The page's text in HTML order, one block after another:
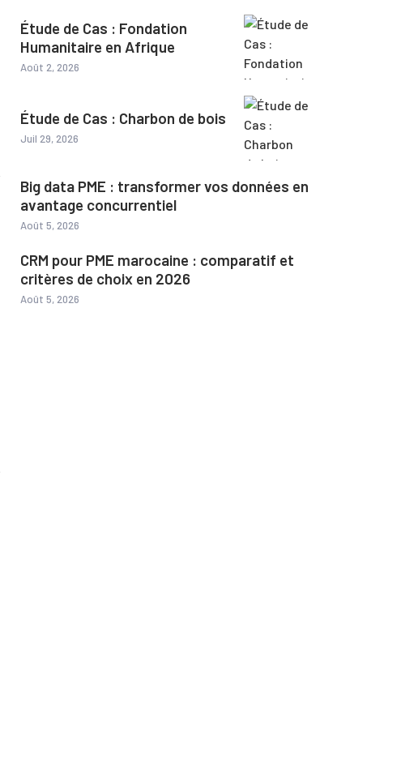
Étude de Cas : Fondation
Humanitaire en Afrique
Août 2, 2026
Étude de Cas : Charbon de bois
Juil 29, 2026
Big data PME : transformer vos données en
avantage concurrentiel
Août 5, 2026
CRM pour PME marocaine : comparatif et
critères de choix en 2026
Août 5, 2026